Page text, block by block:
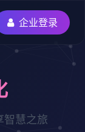
企业登录
慧之旅